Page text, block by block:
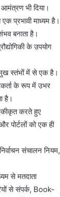
भी दिया।
प्रभावी माध्यम है।
बनाता है।
के उपयोग
स्तंभों में से एक है।
के रूप में उभर
है।
करते हुए
पोर्टलों को एक ही
संचालन नियम,
से मतदाता
से संपर्क, Book-